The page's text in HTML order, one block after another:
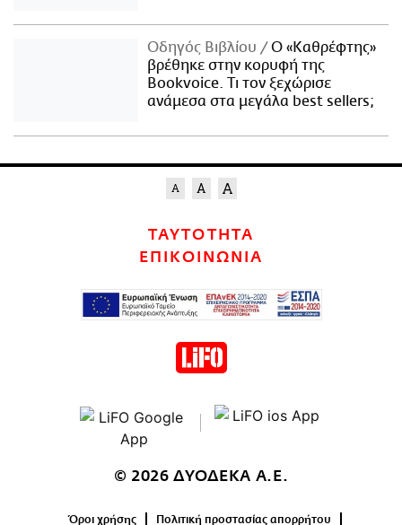
Οδηγός Βιβλίου
Ο «Καθρέφτης»
βρέθηκε στην κορυφή της
Bookvoice. Τι τον ξεχώρισε
ανάμεσα στα μεγάλα best sellers;
ΤΑΥΤΟΤΗΤΑ
ΕΠΙΚΟΙΝΩΝΙΑ
© 2026 ΔΥΟΔΕΚΑ Α.Ε.
Όροι χρήσης Πολιτική προστασίας απορρήτου